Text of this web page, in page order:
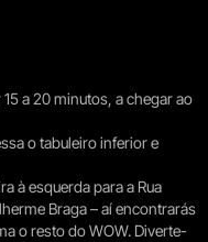
a 20 minutos, a chegar ao
o tabuleiro inferior e
à esquerda para a Rua
Braga – aí encontrarás
o resto do WOW. Diverte-